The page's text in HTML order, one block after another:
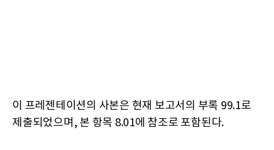
이 프레젠테이션의 사본은 현재 보고서의 부록 99.1로
제출되었으며, 본 항목 8.01에 참조로 포함된다.